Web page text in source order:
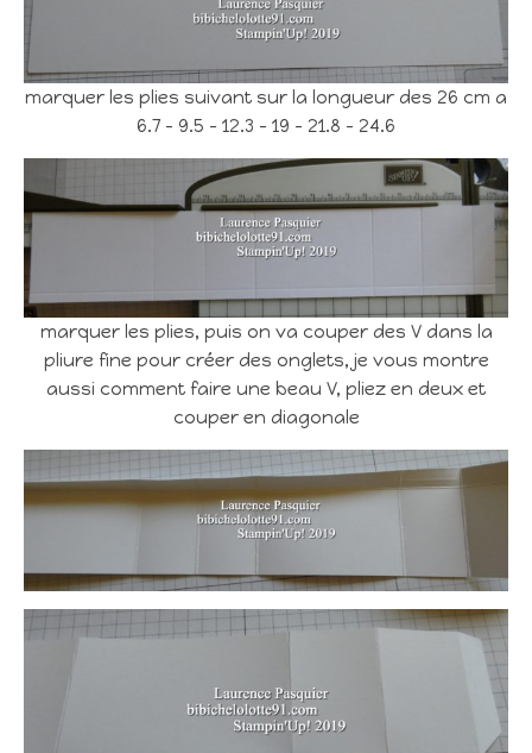
marquer les plies suivant sur la longueur des 26 cm a
6.7 – 9.5 – 12.3 – 19 – 21.8 – 24.6
marquer les plies, puis on va couper des V dans la
pliure fine pour créer des onglets, je vous montre
aussi comment faire une beau V, pliez en deux et
couper en diagonale